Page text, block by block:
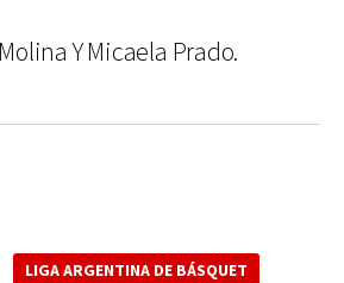
Y Micaela Prado.
LIGA ARGENTINA DE BÁSQUET